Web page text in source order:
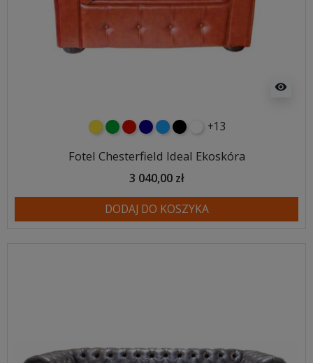
visibility
żółtyzielonyczerwony
granatowy
niebieski
czarnybiały+13
Fotel Chesterfield Ideal Ekoskóra
3 040,00 zł
DODAJ DO KOSZYKA